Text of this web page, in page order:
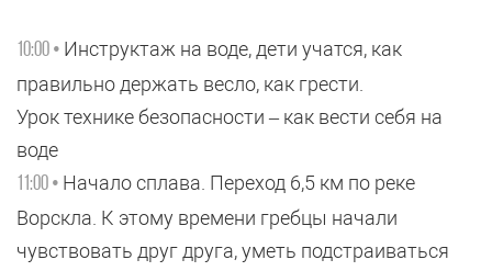
10:00 • Инструктаж на воде, дети учатся, как
правильно держать весло, как грести.
Урок технике безопасности – как вести себя на
воде
11:00 • Начало сплава. Переход 6,5 км по реке
Ворскла. К этому времени гребцы начали
чувствовать друг друга, уметь подстраиваться